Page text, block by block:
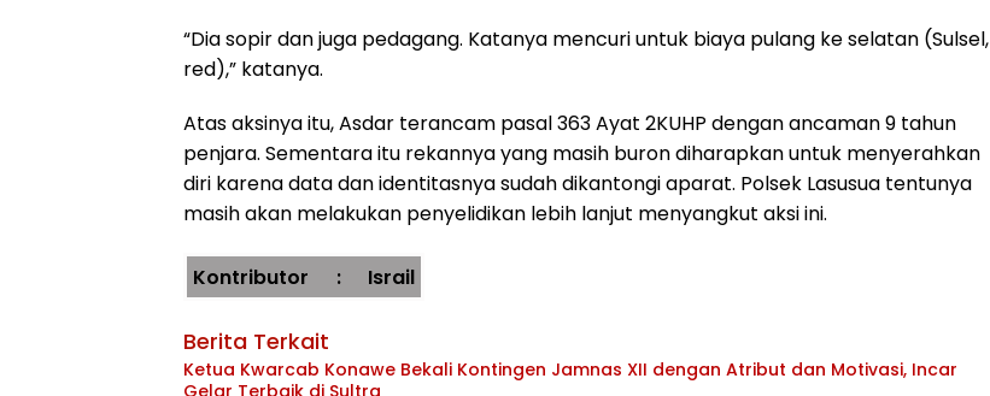
“Dia sopir dan juga pedagang. Katanya mencuri untuk biaya pulang ke selatan (Sulsel,
red),” katanya.
Atas aksinya itu, Asdar terancam pasal 363 Ayat 2KUHP dengan ancaman 9 tahun
penjara. Sementara itu rekannya yang masih buron diharapkan untuk menyerahkan
diri karena data dan identitasnya sudah dikantongi aparat. Polsek Lasusua tentunya
masih akan melakukan penyelidikan lebih lanjut menyangkut aksi ini.
Kontributor : Israil
Berita Terkait
Ketua Kwarcab Konawe Bekali Kontingen Jamnas XII dengan Atribut dan Motivasi, Incar
Gelar Terbaik di Sultra